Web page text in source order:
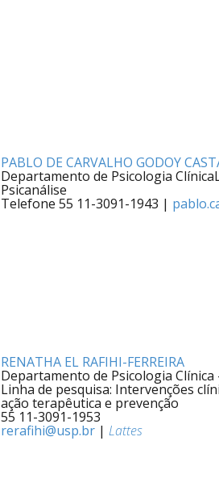
PABLO DE CARVALHO GODOY
Departamento de Psicologia
Psicanálise
Telefone 55 11-3091-1943 |
RENATHA EL RAFIHI-FERREIRA
Departamento de Psicologia Clínica
Linha de pesquisa: Intervenções
ação terapêutica e prevenção
55 11-3091-1953
rerafihi@usp.br | Lattes